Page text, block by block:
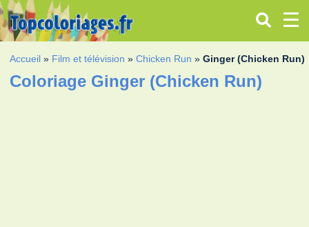
Accueil » Film et télévision »Chicken Run »Ginger (Chicken Run)
Coloriage Ginger (Chicken Run)